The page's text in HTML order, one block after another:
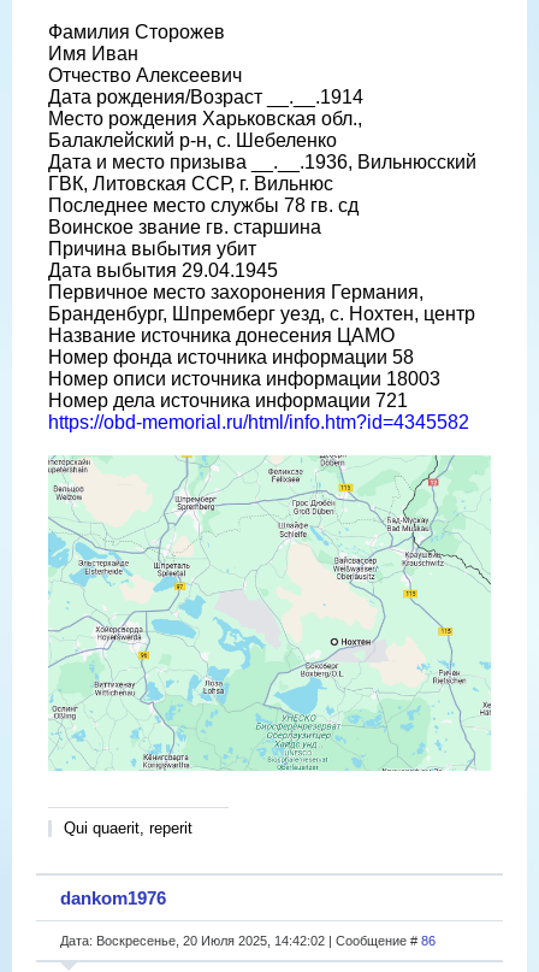
Фамилия Сторожев
Имя Иван
Отчество Алексеевич
Дата рождения/Возраст __.__.1914
Место рождения Харьковская обл.,
Балаклейский р-н, с. Шебеленко
Дата и место призыва __.__.1936, Вильнюсский
ГВК, Литовская ССР, г. Вильнюс
Последнее место службы 78 гв. сд
Воинское звание гв. старшина
Причина выбытия убит
Дата выбытия 29.04.1945
Первичное место захоронения Германия,
Бранденбург, Шпремберг уезд, с. Нохтен, центр
Название источника донесения ЦАМО
Номер фонда источника информации 58
Номер описи источника информации 18003
Номер дела источника информации 721
https://obd-memorial.ru/html/info.htm?id=4345582
Qui quaerit, reperit
dankom1976
Дата: Воскресенье, 20 Июля 2025, 14:42:02 | Сообщение # 86